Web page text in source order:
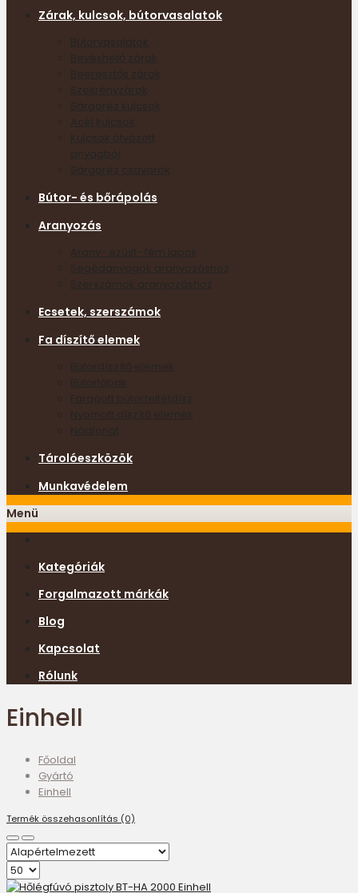
Zárak, kulcsok, bútorvasalatok
Bútorvasalatok
Bevéshető zárak
Beeresztős zárak
Szekrényzárak
Sárgaréz kulcsok
Acél kulcsok
Kulcsok ötvözött
Sárgaréz csavarok
Bútor- és bőrápolás
Aranyozás
Arany- ezüst- fém lapok
Segédanyagok aranyozáshoz
Szerszámok aranyozáshoz
Ecsetek, szerszámok
Fa díszítő elemek
Bútordíszítő elemek
Bútorlábak
Faragott bútorfeltétdísz
Nyomott díszítő elemek
Tárolóeszközök
Munkavédelem
Menü
Kategóriák
Forgalmazott márkák
Blog
Kapcsolat
Rólunk
Einhell
Főoldal
Gyártó
Einhell
Termék összehasonlítás (0)